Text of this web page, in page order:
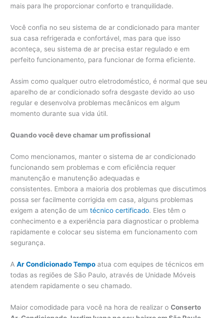
mais para lhe proporcionar conforto e tranquilidade.
Você confia no seu sistema de ar condicionado para manter
sua casa refrigerada e confortável, mas para que isso
aconteça, seu sistema de ar precisa estar regulado e em
perfeito funcionamento, para funcionar de forma eficiente.
Assim como qualquer outro eletrodoméstico, é normal que seu
aparelho de ar condicionado sofra desgaste devido ao uso
regular e desenvolva problemas mecânicos em algum
momento durante sua vida útil.
Quando você deve chamar um profissional
Como mencionamos, manter o sistema de ar condicionado
funcionando sem problemas e com eficiência requer
manutenção e manutenção adequadas e
consistentes. Embora a maioria dos problemas que discutimos
possa ser facilmente corrigida em casa, alguns problemas
exigem a atenção de umtécnico certificado. Eles têm o
conhecimento e a experiência para diagnosticar o problema
rapidamente e colocar seu sistema em funcionamento com
segurança.
AAr Condicionado Tempo atua com equipes de técnicos em
todas as regiões de São Paulo, através de Unidade Móveis
atendem rapidamente o seu chamado.
Maior comodidade para você na hora de realizar oConserto